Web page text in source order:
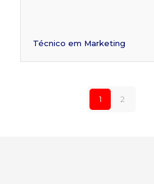
Técnico em Marketing
1 2